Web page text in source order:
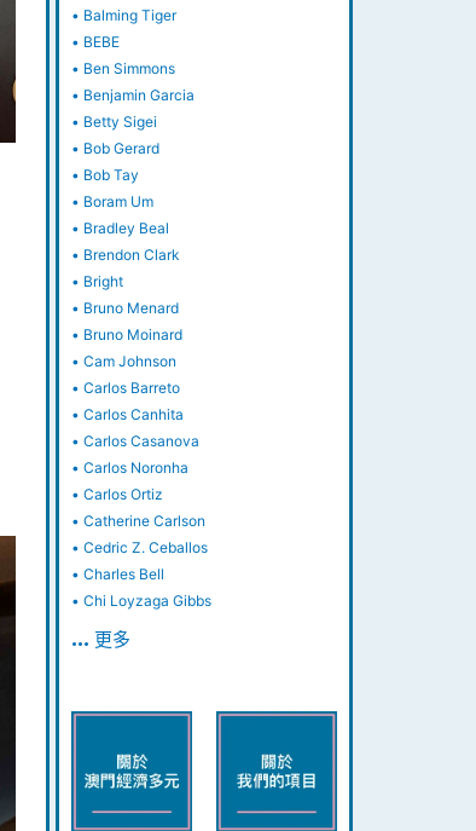
• Balming Tiger
• BEBE
• Ben Simmons
• Benjamin Garcia
• Betty Sigei
• Bob Gerard
• Bob Tay
• Boram Um
• Bradley Beal
• Brendon Clark
• Bright
• Bruno Menard
• Bruno Moinard
•Cam Johnson
•Carlos Barreto
•Carlos Canhita
•Carlos Casanova
•Carlos Noronha
•Carlos Ortiz
•Catherine Carlson
•Cedric Z. Ceballos
•Charles Bell
•Chi Loyzaga Gibbs
… 更多